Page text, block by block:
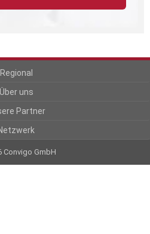
Regional
Über uns
Partner
Convigo GmbH